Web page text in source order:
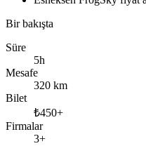
Bir bakışta
Süre
5h
Mesafe
320 km
Bilet
₺450+
Firmalar
3+